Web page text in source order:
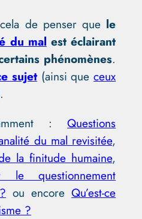
de penser quele
du mal est éclairant
phénomènes.
sujet(ainsi queceux
:Questions
du mal revisitée,
la finitude humaine,
le questionnement
ou encoreQu’est-ce
?